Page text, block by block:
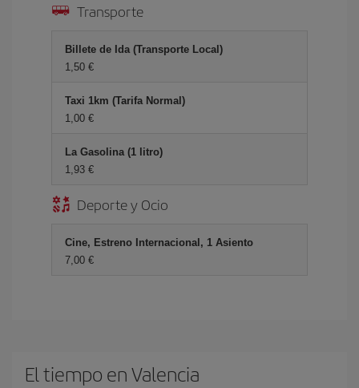
Transporte
Billete de Ida (Transporte Local)
1,50 €
Taxi 1km (Tarifa Normal)
1,00 €
La Gasolina (1 litro)
1,93 €
Deporte y Ocio
Cine, Estreno Internacional, 1 Asiento
7,00 €
El tiempo en Valencia